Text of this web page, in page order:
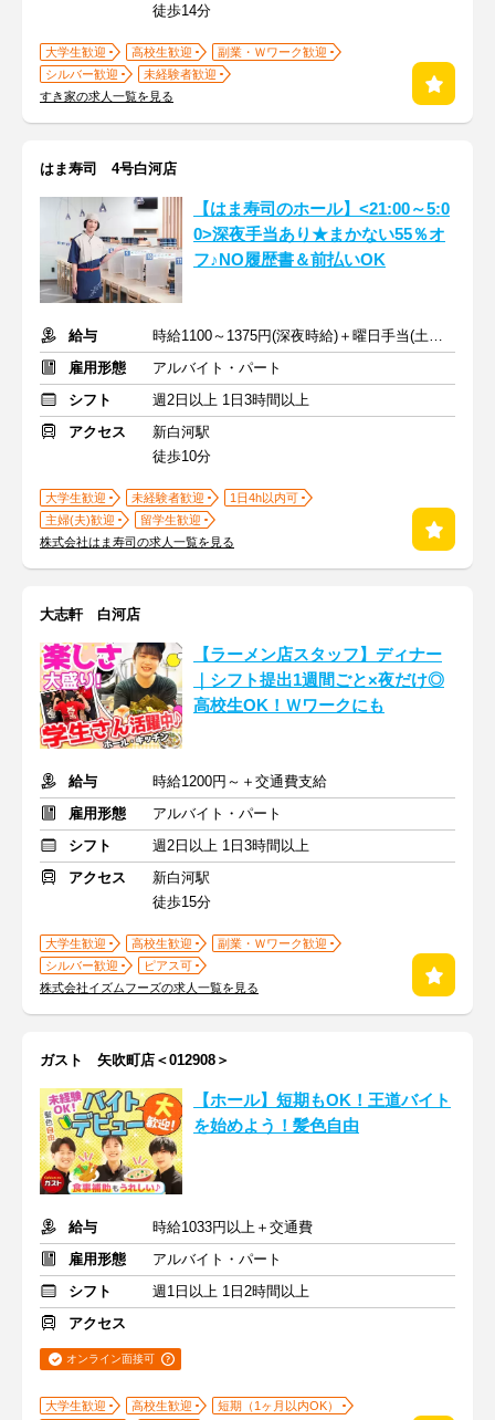
徒歩14分
大学生歓迎 高校生歓迎
副業・Ｗワーク歓迎
シルバー歓迎
未経験者歓迎
すき家の求人一覧を見る
はま寿司 4号白河店
【はま寿司のホール】<21:00～5:0
0>深夜手当あり★まかない55％オ
フ♪NO履歴書＆前払いOK
給与
時給1100～1375円(深夜時給)＋曜日手当(土日祝+70円)
雇用形態
アルバイト・パート
シフト
週2日以上 1日3時間以上
アクセス
新白河駅
徒歩10分
大学生歓迎 未経験者歓迎
1日4h以内可
主婦(夫)歓迎
留学生歓迎
株式会社はま寿司の求人一覧を見る
大志軒 白河店
【ラーメン店スタッフ】ディナー
｜シフト提出1週間ごと×夜だけ◎
高校生OK！Ｗワークにも
給与
時給1200円～＋交通費支給
雇用形態
アルバイト・パート
シフト
週2日以上 1日3時間以上
アクセス
新白河駅
徒歩15分
大学生歓迎 高校生歓迎
副業・Ｗワーク歓迎
シルバー歓迎
ピアス可
株式会社イズムフーズの求人一覧を見る
ガスト 矢吹町店＜012908＞
【ホール】短期もOK！王道バイト
を始めよう！髪色自由
給与
時給1033円以上＋交通費
雇用形態
アルバイト・パート
シフト
週1日以上 1日2時間以上
アクセス
オンライン面接可
大学生歓迎 高校生歓迎
短期（1ヶ月以内OK）